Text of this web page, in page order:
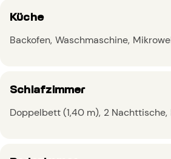
Küche
Backofen Waschmaschine
Schlafzimmer
Doppelbett (1,40 m) 2 Nachttische